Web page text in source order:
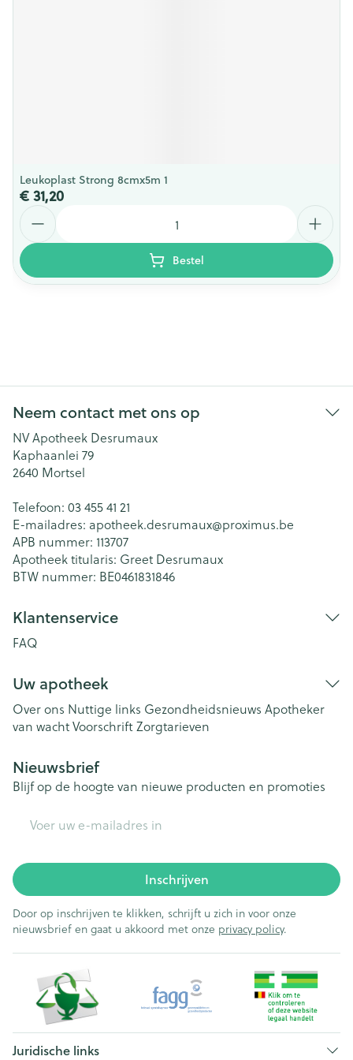
Leukoplast Strong 8cmx5m 1
€ 31,20
Bestel
Neem contact met ons op
NV Apotheek Desrumaux
Kaphaanlei 79
2640 Mortsel
Telefoon: 03 455 41 21
E-mailadres: apotheek.desrumaux@proximus.be
APB nummer: 113707
Apotheek titularis: Greet Desrumaux
BTW nummer: BE0461831846
Klantenservice
FAQ
Uw apotheek
Over ons Nuttige links Gezondheidsnieuws Apotheker
van wachtVoorschriftZorgtarieven
Nieuwsbrief
Blijf op de hoogte van nieuwe producten en promoties
Inschrijven
Door op inschrijven te klikken, schrijft u zich in voor onze
nieuwsbrief en gaat u akkoord met onze privacy policy.
Juridische links